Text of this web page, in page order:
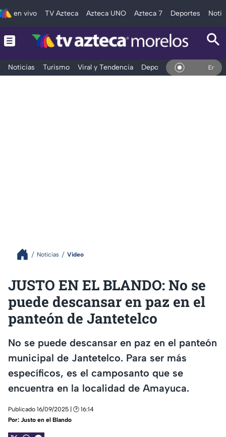
en vivo TV Azteca Azteca UNO Azteca 7 Deportes
Noticias Turismo Viral y Tendencia Deportes Espectáculos
En Vivo
Noticias Video
JUSTO EN EL BLANDO: No se
puede descansar en paz en el
panteón de Jantetelco
No se puede descansar en paz en el panteón
municipal de Jantetelco. Para ser más
específicos, es el camposanto que se
encuentra en la localidad de Amayuca.
Publicado 16/09/2025 | 🕑 16:14
Por: Justo en el Blando